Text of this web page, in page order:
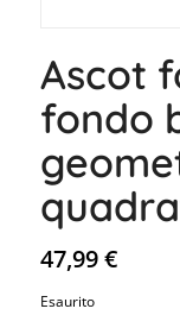
Ascot
fondo
47,99€
Esaurito